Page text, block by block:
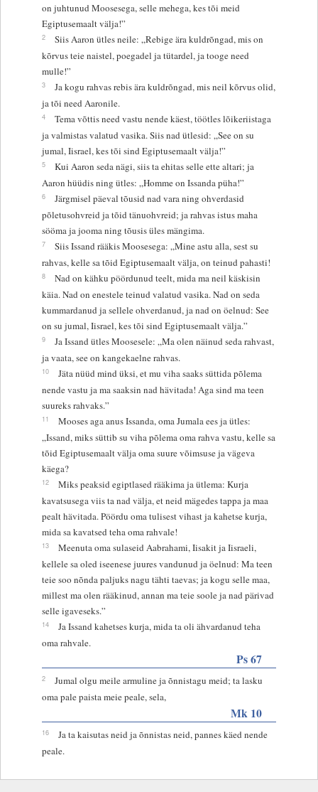
on juhtunud Moosesega, selle mehega, kes tõi meid
Egiptusemaalt välja!”
2
Siis Aaron ütles neile: „Rebige ära kuldrõngad, mis on
kõrvus teie naistel, poegadel ja tütardel, ja tooge need
mulle!”
3
Ja kogu rahvas rebis ära kuldrõngad, mis neil kõrvus olid,
ja tõi need Aaronile.
4
Tema võttis need vastu nende käest, töötles lõikeriistaga
ja valmistas valatud vasika. Siis nad ütlesid: „See on su
jumal, Iisrael, kes tõi sind Egiptusemaalt välja!”
5
Kui Aaron seda nägi, siis ta ehitas selle ette altari; ja
Aaron hüüdis ning ütles: „Homme on Issanda püha!”
6
Järgmisel päeval tõusid nad vara ning ohverdasid
põletusohvreid ja tõid tänuohvreid; ja rahvas istus maha
sööma ja jooma ning tõusis üles mängima.
7
Siis Issand rääkis Moosesega: „Mine astu alla, sest su
rahvas, kelle sa tõid Egiptusemaalt välja, on teinud pahasti!
8
Nad on kähku pöördunud teelt, mida ma neil käskisin
käia. Nad on enestele teinud valatud vasika. Nad on seda
kummardanud ja sellele ohverdanud, ja nad on öelnud: See
on su jumal, Iisrael, kes tõi sind Egiptusemaalt välja.”
9
Ja Issand ütles Moosesele: „Ma olen näinud seda rahvast,
ja vaata, see on kangekaelne rahvas.
10
Jäta nüüd mind üksi, et mu viha saaks süttida põlema
nende vastu ja ma saaksin nad hävitada! Aga sind ma teen
suureks rahvaks.”
11
Mooses aga anus Issanda, oma Jumala ees ja ütles:
„Issand, miks süttib su viha põlema oma rahva vastu, kelle sa
tõid Egiptusemaalt välja oma suure võimsuse ja vägeva
käega?
12
Miks peaksid egiptlased rääkima ja ütlema: Kurja
kavatsusega viis ta nad välja, et neid mägedes tappa ja maa
pealt hävitada. Pöördu oma tulisest vihast ja kahetse kurja,
mida sa kavatsed teha oma rahvale!
13
Meenuta oma sulaseid Aabrahami, Iisakit ja Iisraeli,
kellele sa oled iseenese juures vandunud ja öelnud: Ma teen
teie soo nõnda paljuks nagu tähti taevas; ja kogu selle maa,
millest ma olen rääkinud, annan ma teie soole ja nad pärivad
selle igaveseks.”
14
Ja Issand kahetses kurja, mida ta oli ähvardanud teha
oma rahvale.
Ps 67
2
Jumal olgu meile armuline ja õnnistagu meid; ta lasku
oma pale paista meie peale, sela,
Mk 10
16
Ja ta kaisutas neid ja õnnistas neid, pannes käed nende
peale.